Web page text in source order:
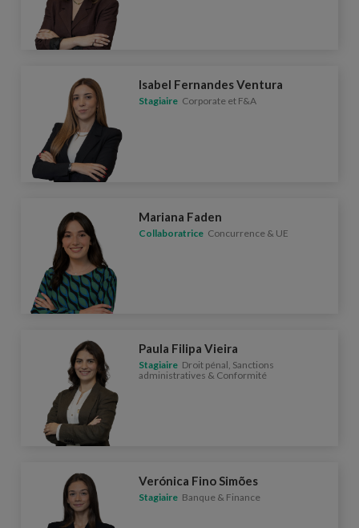
Isabel Fernandes Ventura
Stagiaire Corporate et F&A
Mariana Faden
Collaboratrice Concurrence & UE
Paula Filipa Vieira
Stagiaire Droit pénal, Sanctions
administratives & Conformité
Verónica Fino Simões
Stagiaire Banque & Finance